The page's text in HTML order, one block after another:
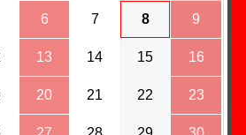
6 7 8 9
13 14 15 16
20 21 22 23